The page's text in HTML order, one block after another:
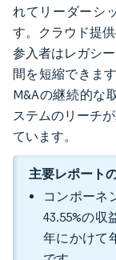
れてリーダーシ
す。クラウド提
参入者はレガシ
間を短縮できま
M&Aの継続的な
ステムのリーチ
ています。
主要レポート
コンポーネ
43.55%の収
年にかけて